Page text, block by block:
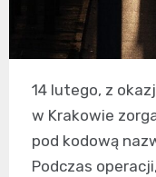
14 lutego, z
w Krakowie
pod kodową
Podczas